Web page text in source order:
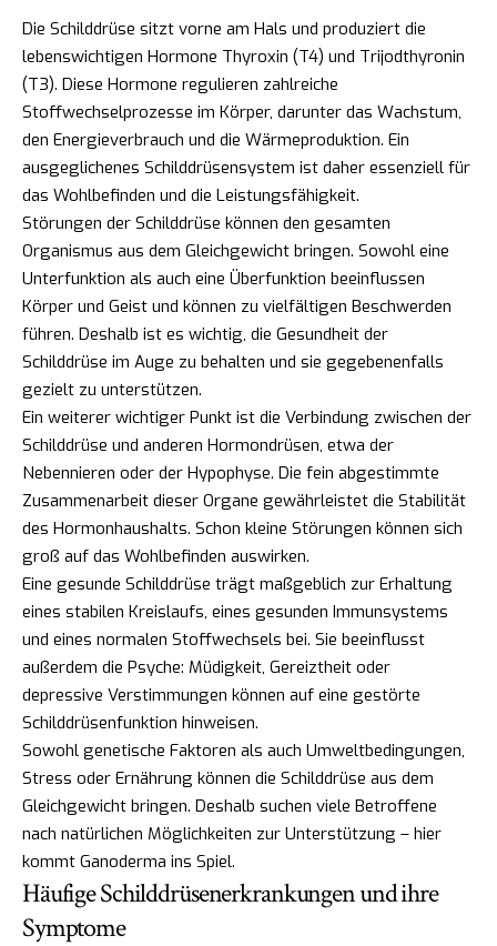
Die Schilddrüse sitzt vorne am Hals und produziert die
lebenswichtigen Hormone Thyroxin (T4) und Trijodthyronin
(T3). Diese Hormone regulieren zahlreiche
Stoffwechselprozesse im Körper, darunter das Wachstum,
den Energieverbrauch und die Wärmeproduktion. Ein
ausgeglichenes Schilddrüsensystem ist daher essenziell für
das Wohlbefinden und die Leistungsfähigkeit.
Störungen der Schilddrüse können den gesamten
Organismus aus dem Gleichgewicht bringen. Sowohl eine
Unterfunktion als auch eine Überfunktion beeinflussen
Körper und Geist und können zu vielfältigen Beschwerden
führen. Deshalb ist es wichtig, die Gesundheit der
Schilddrüse im Auge zu behalten und sie gegebenenfalls
gezielt zu unterstützen.
Ein weiterer wichtiger Punkt ist die Verbindung zwischen der
Schilddrüse und anderen Hormondrüsen, etwa der
Nebennieren oder der Hypophyse. Die fein abgestimmte
Zusammenarbeit dieser Organe gewährleistet die Stabilität
des Hormonhaushalts. Schon kleine Störungen können sich
groß auf das Wohlbefinden auswirken.
Eine gesunde Schilddrüse trägt maßgeblich zur Erhaltung
eines stabilen Kreislaufs, eines gesunden Immunsystems
und eines normalen Stoffwechsels bei. Sie beeinflusst
außerdem die Psyche: Müdigkeit, Gereiztheit oder
depressive Verstimmungen können auf eine gestörte
Schilddrüsenfunktion hinweisen.
Sowohl genetische Faktoren als auch Umweltbedingungen,
Stress oder Ernährung können die Schilddrüse aus dem
Gleichgewicht bringen. Deshalb suchen viele Betroffene
nach natürlichen Möglichkeiten zur Unterstützung – hier
kommt Ganoderma ins Spiel.
Häufige Schilddrüsenerkrankungen und ihre
Symptome